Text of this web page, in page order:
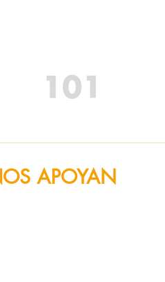
APOYAN